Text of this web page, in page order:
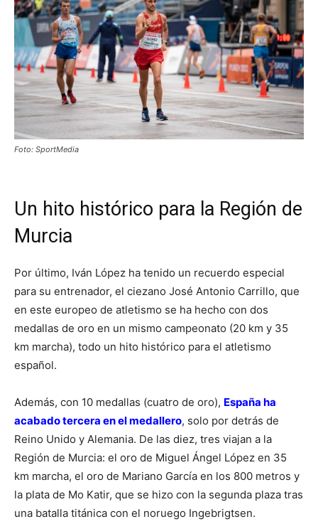
Foto: SportMedia
Un hito histórico para la Región de
Murcia
Por último, Iván López ha tenido un recuerdo especial
para su entrenador, el ciezano José Antonio Carrillo, que
en este europeo de atletismo se ha hecho con dos
medallas de oro en un mismo campeonato (20 km y 35
km marcha), todo un hito histórico para el atletismo
español.
Además, con 10 medallas (cuatro de oro), España ha
acabado tercera en el medallero, solo por detrás de
Reino Unido y Alemania. De las diez, tres viajan a la
Región de Murcia: el oro de Miguel Ángel López en 35
km marcha, el oro de Mariano García en los 800 metros y
la plata de Mo Katir, que se hizo con la segunda plaza tras
una batalla titánica con el noruego Ingebrigtsen.